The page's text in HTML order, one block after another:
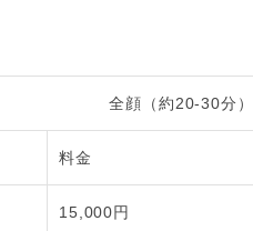
全顔（約20-30分）
料金
15,000円